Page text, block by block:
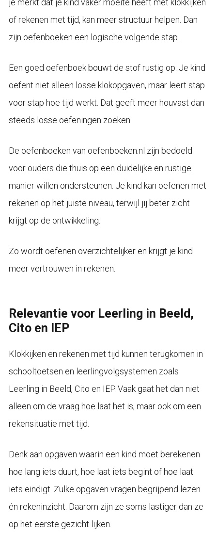
je merkt dat je kind vaker moeite heeft met klokkijken
of rekenen met tijd, kan meer structuur helpen. Dan
zijn oefenboeken een logische volgende stap.
Een goed oefenboek bouwt de stof rustig op. Je kind
oefent niet alleen losse klokopgaven, maar leert stap
voor stap hoe tijd werkt. Dat geeft meer houvast dan
steeds losse oefeningen zoeken.
De oefenboeken van oefenboeken.nl zijn bedoeld
voor ouders die thuis op een duidelijke en rustige
manier willen ondersteunen. Je kind kan oefenen met
rekenen op het juiste niveau, terwijl jij beter zicht
krijgt op de ontwikkeling.
Zo wordt oefenen overzichtelijker en krijgt je kind
meer vertrouwen in rekenen.
Relevantie voor Leerling in Beeld,
Cito en IEP
Klokkijken en rekenen met tijd kunnen terugkomen in
schooltoetsen en leerlingvolgsystemen zoals
Leerling in Beeld, Cito en IEP. Vaak gaat het dan niet
alleen om de vraag hoe laat het is, maar ook om een
rekensituatie met tijd.
Denk aan opgaven waarin een kind moet berekenen
hoe lang iets duurt, hoe laat iets begint of hoe laat
iets eindigt. Zulke opgaven vragen begrijpend lezen
én rekeninzicht. Daarom zijn ze soms lastiger dan ze
op het eerste gezicht lijken.